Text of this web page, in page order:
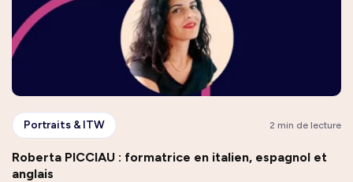
Portraits & ITW 2 min de lecture
Roberta PICCIAU : formatrice en italien, espagnol et
anglais